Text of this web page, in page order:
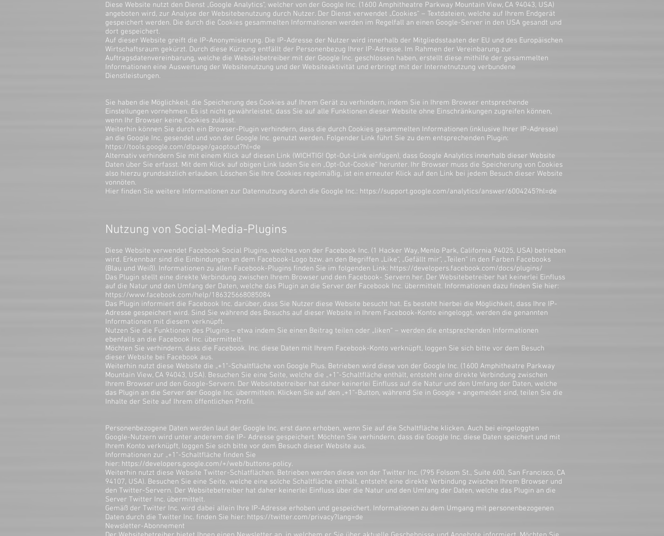
Diese Website nutzt den Dienst „Google Analytics“, welcher von der Google Inc. (1600 Amphitheatre Parkway Mountain View, CA 94043, USA)
angeboten wird, zur Analyse der Websitebenutzung durch Nutzer. Der Dienst verwendet „Cookies“ – Textdateien, welche auf Ihrem Endgerät
gespeichert werden. Die durch die Cookies gesammelten Informationen werden im Regelfall an einen Google-Server in den USA gesandt und
dort gespeichert.
Auf dieser Website greift die IP-Anonymisierung. Die IP-Adresse der Nutzer wird innerhalb der Mitgliedsstaaten der EU und des Europäischen
Wirtschaftsraum gekürzt. Durch diese Kürzung entfällt der Personenbezug Ihrer IP-Adresse. Im Rahmen der Vereinbarung zur
Auftragsdatenvereinbarung, welche die Websitebetreiber mit der Google Inc. geschlossen haben, erstellt diese mithilfe der gesammelten
Informationen eine Auswertung der Websitenutzung und der Websiteaktivität und erbringt mit der Internetnutzung verbundene
Dienstleistungen.
Sie haben die Möglichkeit, die Speicherung des Cookies auf Ihrem Gerät zu verhindern, indem Sie in Ihrem Browser entsprechende
Einstellungen vornehmen. Es ist nicht gewährleistet, dass Sie auf alle Funktionen dieser Website ohne Einschränkungen zugreifen können,
wenn Ihr Browser keine Cookies zulässt.
Weiterhin können Sie durch ein Browser-Plugin verhindern, dass die durch Cookies gesammelten Informationen (inklusive Ihrer IP-Adresse)
an die Google Inc. gesendet und von der Google Inc. genutzt werden. Folgender Link führt Sie zu dem entsprechenden Plugin:
https://tools.google.com/dlpage/gaoptout?hl=de
Alternativ verhindern Sie mit einem Klick auf diesen Link (WICHTIG! Opt-Out-Link einfügen), dass Google Analytics innerhalb dieser Website
Daten über Sie erfasst. Mit dem Klick auf obigen Link laden Sie ein „Opt-Out-Cookie“ herunter. Ihr Browser muss die Speicherung von Cookies
also hierzu grundsätzlich erlauben. Löschen Sie Ihre Cookies regelmäßig, ist ein erneuter Klick auf den Link bei jedem Besuch dieser Website
vonnöten.
Hier finden Sie weitere Informationen zur Datennutzung durch die Google Inc.: https://support.google.com/analytics/answer/6004245?hl=de
Nutzung von Social-Media-Plugins
Diese Website verwendet Facebook Social Plugins, welches von der Facebook Inc. (1 Hacker Way, Menlo Park, California 94025, USA) betrieben
wird. Erkennbar sind die Einbindungen an dem Facebook-Logo bzw. an den Begriffen „Like“, „Gefällt mir“, „Teilen“ in den Farben Facebooks
(Blau und Weiß). Informationen zu allen Facebook-Plugins finden Sie im folgenden Link: https://developers.facebook.com/docs/plugins/
Das Plugin stellt eine direkte Verbindung zwischen Ihrem Browser und den Facebook- Servern her. Der Websitebetreiber hat keinerlei Einfluss
auf die Natur und den Umfang der Daten, welche das Plugin an die Server der Facebook Inc. übermittelt. Informationen dazu finden Sie hier:
https://www.facebook.com/help/186325668085084
Das Plugin informiert die Facebook Inc. darüber, dass Sie Nutzer diese Website besucht hat. Es besteht hierbei die Möglichkeit, dass Ihre IP-
Adresse gespeichert wird. Sind Sie während des Besuchs auf dieser Website in Ihrem Facebook-Konto eingeloggt, werden die genannten
Informationen mit diesem verknüpft.
Nutzen Sie die Funktionen des Plugins – etwa indem Sie einen Beitrag teilen oder „liken“ – werden die entsprechenden Informationen
ebenfalls an die Facebook Inc. übermittelt.
Möchten Sie verhindern, dass die Facebook. Inc. diese Daten mit Ihrem Facebook-Konto verknüpft, loggen Sie sich bitte vor dem Besuch
dieser Website bei Facebook aus.
Weiterhin nutzt diese Website die „+1“-Schaltfläche von Google Plus. Betrieben wird diese von der Google Inc. (1600 Amphitheatre Parkway
Mountain View, CA 94043, USA). Besuchen Sie eine Seite, welche die „+1“-Schaltfläche enthält, entsteht eine direkte Verbindung zwischen
Ihrem Browser und den Google-Servern. Der Websitebetreiber hat daher keinerlei Einfluss auf die Natur und den Umfang der Daten, welche
das Plugin an die Server der Google Inc. übermitteln. Klicken Sie auf den „+1“-Button, während Sie in Google + angemeldet sind, teilen Sie die
Inhalte der Seite auf Ihrem öffentlichen Profil.
Personenbezogene Daten werden laut der Google Inc. erst dann erhoben, wenn Sie auf die Schaltfläche klicken. Auch bei eingeloggten
Google-Nutzern wird unter anderem die IP- Adresse gespeichert. Möchten Sie verhindern, dass die Google Inc. diese Daten speichert und mit
Ihrem Konto verknüpft, loggen Sie sich bitte vor dem Besuch dieser Website aus.
Informationen zur „+1“-Schaltfläche finden Sie
hier: https://developers.google.com/+/web/buttons-policy.
Weiterhin nutzt diese Website Twitter-Schlatflächen. Betrieben werden diese von der Twitter Inc. (795 Folsom St., Suite 600, San Francisco, CA
94107, USA). Besuchen Sie eine Seite, welche eine solche Schaltfläche enthält, entsteht eine direkte Verbindung zwischen Ihrem Browser und
den Twitter-Servern. Der Websitebetreiber hat daher keinerlei Einfluss über die Natur und den Umfang der Daten, welche das Plugin an die
Server Twitter Inc. übermittelt.
Gemäß der Twitter Inc. wird dabei allein Ihre IP-Adresse erhoben und gespeichert. Informationen zu dem Umgang mit personenbezogenen
Daten durch die Twitter Inc. finden Sie hier: https://twitter.com/privacy?lang=de
Newsletter-Abonnement